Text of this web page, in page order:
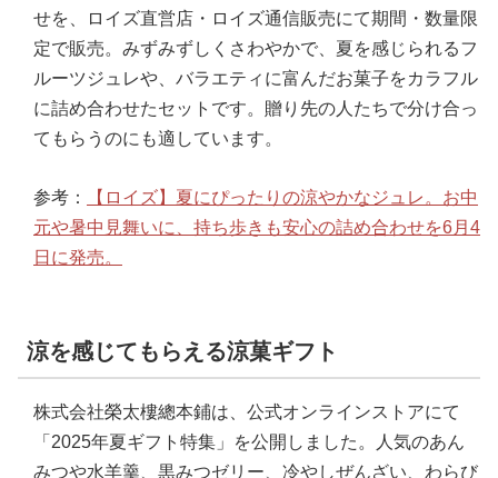
せを、ロイズ直営店・ロイズ通信販売にて期間・数量限
定で販売。みずみずしくさわやかで、夏を感じられるフ
ルーツジュレや、バラエティに富んだお菓子をカラフル
に詰め合わせたセットです。贈り先の人たちで分け合っ
てもらうのにも適しています。
参考：
【ロイズ】夏にぴったりの涼やかなジュレ。お中
元や暑中見舞いに、持ち歩きも安心の詰め合わせを6月4
日に発売。
涼を感じてもらえる涼菓ギフト
株式会社榮太樓總本鋪は、公式オンラインストアにて
「2025年夏ギフト特集」を公開しました。人気のあん
みつや水羊羹、黒みつゼリー、冷やしぜんざい、わらび